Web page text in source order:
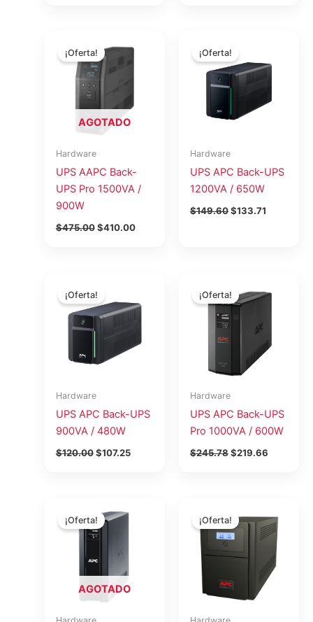
AGOTADO
¡Oferta!
Hardware
UPS AAPC Back-
UPS Pro 1500VA /
900W
$475.00
precio
original
era:
$410.00
¡Oferta!
Hardware
UPS APC Back-UPS
1200VA / 650W
$149.60
precio
original
era:
$133.71
es:
¡Oferta!
Hardware
UPS APC Back-UPS
900VA / 480W
$120.00
precio
original
era:
$107.25
actual
es:
$107.25.
¡Oferta!
Hardware
UPS APC Back-UPS
Pro 1000VA / 600W
$245.78
precio
original
$245.78.
$219.66
AGOTADO
¡Oferta! precio
original
era:
$400.00.
¡Oferta! precio
original
era:
$943.38.
precio
actual
es:
$843.14.